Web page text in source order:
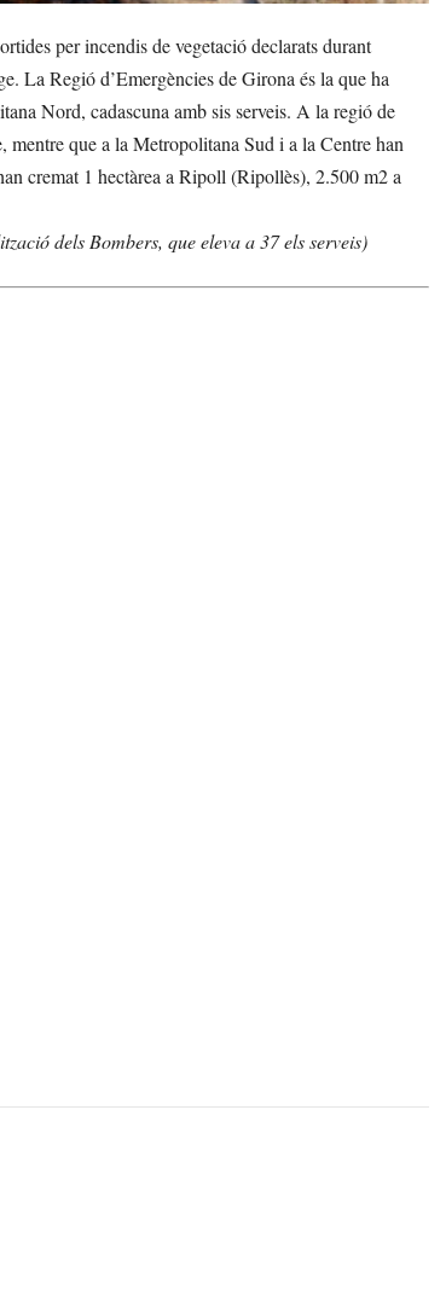
per incendis de vegetació declarats durant
La Regió d’Emergències de Girona és la que ha
Nord, cadascuna amb sis serveis. A la regió de
mentre que a la Metropolitana Sud i a la Centre han
cremat 1 hectàrea a Ripoll (Ripollès), 2.500 m2 a
dels Bombers, que eleva a 37 els serveis)